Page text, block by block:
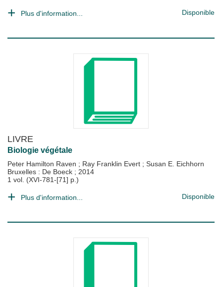
Plus d'information... Disponible
LIVRE
Biologie végétale
Peter Hamilton Raven ; Ray Franklin Evert ; Susan E. Eichhorn
Bruxelles : De Boeck ; 2014
1 vol. (XVI-781-[71] p.)
Plus d'information... Disponible